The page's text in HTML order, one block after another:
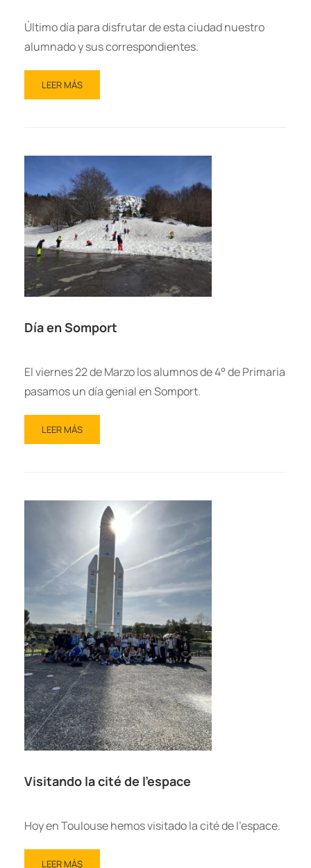
Último día para disfrutar de esta ciudad nuestro
alumnado y sus correspondientes.
LEER MÁS
Día en Somport
El viernes 22 de Marzo los alumnos de 4° de Primaria
pasamos un día genial en Somport.
LEER MÁS
Visitando la cité de l’espace
Hoy en Toulouse hemos visitado la cité de l’espace.
LEER MÁS